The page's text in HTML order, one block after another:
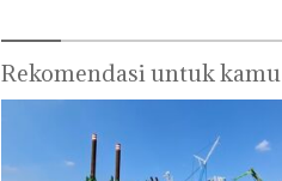
Rekomendasi untuk kamu